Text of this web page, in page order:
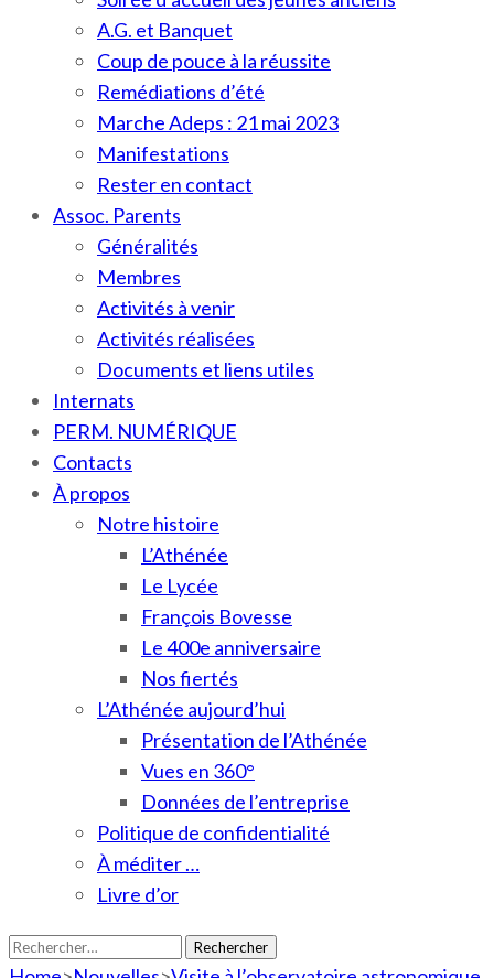
A.G. et Banquet
Coup de pouce à la réussite
Remédiations d’été
Marche Adeps : 21 mai 2023
Manifestations
Rester en contact
Assoc. Parents
Généralités
Membres
Activités à venir
Activités réalisées
Documents et liens utiles
Internats
PERM. NUMÉRIQUE
Contacts
À propos
Notre histoire
L’Athénée
Le Lycée
François Bovesse
Le 400e anniversaire
Nos fiertés
L’Athénée aujourd’hui
Présentation de l’Athénée
Vues en 360°
Données de l’entreprise
Politique de confidentialité
À méditer …
Livre d’or
Rechercher :